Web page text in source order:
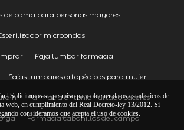
de cama para personas mayores
microondas
Faja lumbar farmacia
Fajas lumbares ortopédicas para mujer
Farmacia antonio hurtado caceres
Farmacia cabanillas del campo
| Solicitamos su permiso para obtener datos estadísticos de
web, en cumplimiento del Real Decreto-ley 13/2012. Si
consideramos que acepta el uso de cookies.